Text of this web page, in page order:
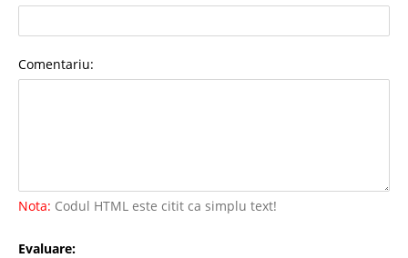
Comentariu:
Nota: Codul HTML este citit ca simplu text!
Evaluare: